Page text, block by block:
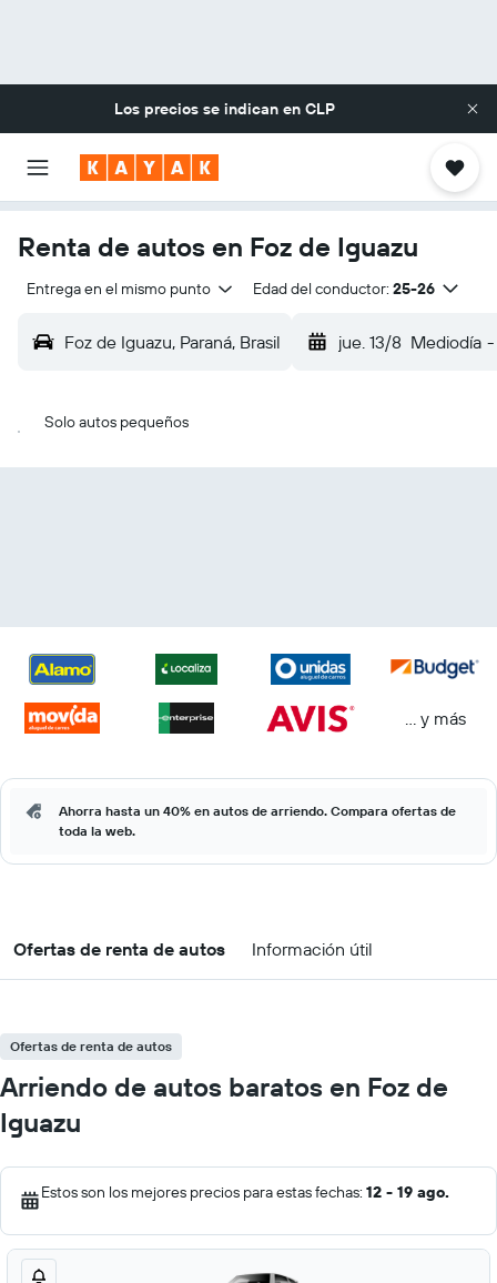
Los precios se indican en CLP
Renta de autos en Foz de Iguazu
Entrega en el mismo punto Edad del conductor: 25-26
Foz de Iguazu, Paraná, Brasil jue. 13/8 Mediodía -
Solo autos pequeños
… y más
Ahorra hasta un 40% en autos de arriendo. Compara ofertas de
toda la web.
Ofertas de renta de autos Información útil
Ofertas de renta de autos
Arriendo de autos baratos en Foz de
Iguazu
Estos son los mejores precios para estas fechas: 12 - 19 ago.